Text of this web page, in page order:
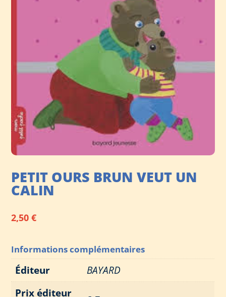
PETIT OURS BRUN VEUT UN
CALIN
2,50€
Informations complémentaires
Éditeur
BAYARD
Prix éditeur